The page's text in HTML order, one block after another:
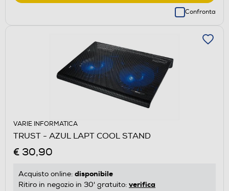
Confronta
VARIE INFORMATICA
TRUST - AZUL LAPT COOL STAND
€ 30,90
Acquisto online: disponibile
Ritiro in negozio in 30' gratuito: verifica